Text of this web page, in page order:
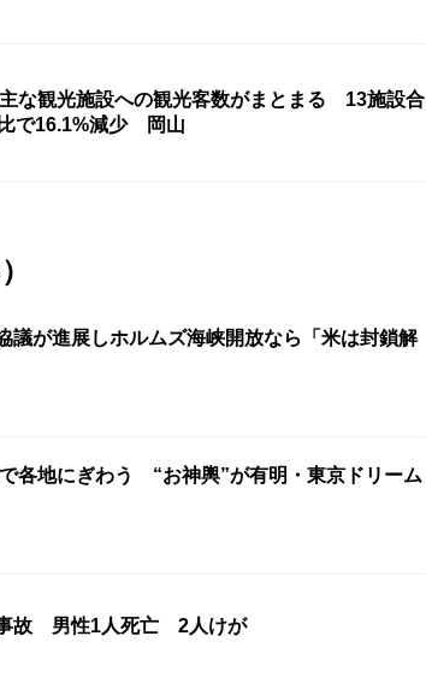
な観光施設への観光客数がまとまる 13施設合
で16.1%減少 岡山
議が進展しホルムズ海峡開放なら「米は封鎖解
各地にぎわう “お神輿”が有明・東京ドリーム
故 男性1人死亡 2人けが